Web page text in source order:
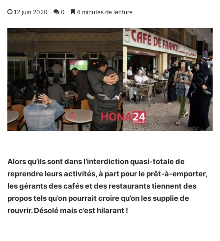
12 juin 2020 0 4 minutes de lecture
Alors qu’ils sont dans l’interdiction quasi-totale de
reprendre leurs activités, à part pour le prêt-à-emporter,
les gérants des cafés et des restaurants tiennent des
propos tels qu’on pourrait croire qu’on les supplie de
rouvrir. Désolé mais c’est hilarant !